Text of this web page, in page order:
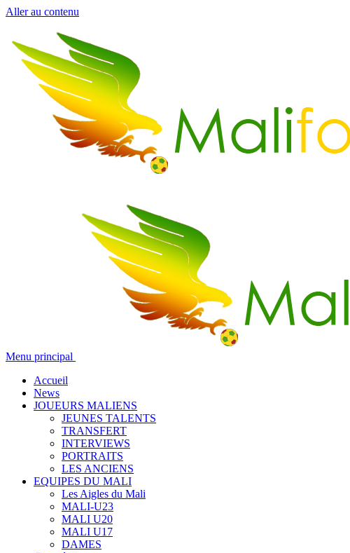
Aller au contenu
Menu principal
Accueil
News
JOUEURS MALIENS
JEUNES TALENTS
TRANSFERT
INTERVIEWS
PORTRAITS
LES ANCIENS
EQUIPES DU MALI
Les Aigles du Mali
MALI-U23
MALI U20
MALI U17
DAMES